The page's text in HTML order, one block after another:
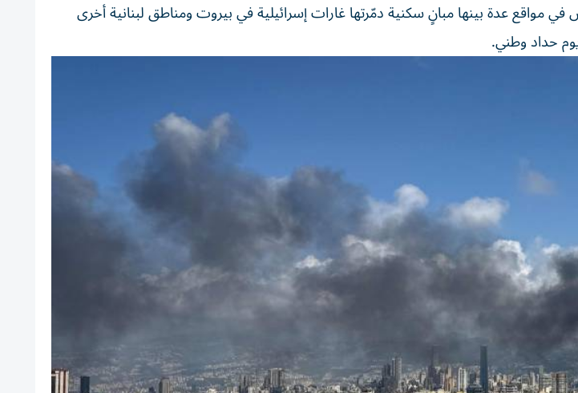
عدة بينها مبانٍ سكنية دمّرتها غارات إسرائيلية في بيروت ومناطق لبنانية أخرى
حداد وطني.